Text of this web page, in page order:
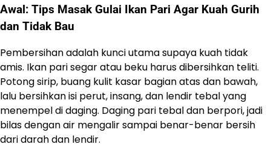
Awal: Tips Masak Gulai Ikan Pari Agar Kuah Gurih
dan Tidak Bau
Pembersihan adalah kunci utama supaya kuah tidak
amis. Ikan pari segar atau beku harus dibersihkan teliti.
Potong sirip, buang kulit kasar bagian atas dan bawah,
lalu bersihkan isi perut, insang, dan lendir tebal yang
menempel di daging. Daging pari tebal dan berpori, jadi
bilas dengan air mengalir sampai benar-benar bersih
dari darah dan lendir.